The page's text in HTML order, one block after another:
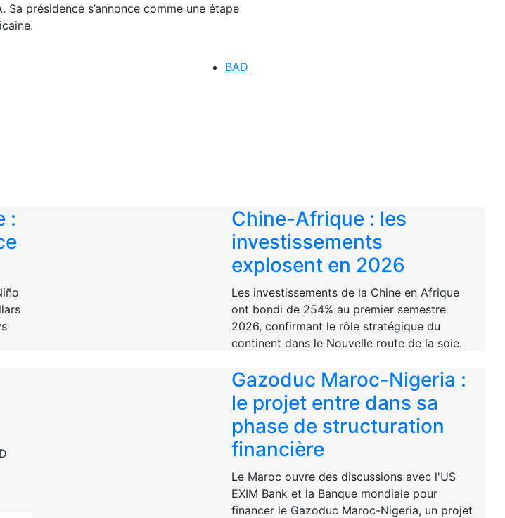
présidence s’annonce comme une étape
BAD
:
Chine-Afrique : les
investissements
explosent en 2026
Les investissements de la Chine en Afrique
ont bondi de 254% au premier semestre
2026, confirmant le rôle stratégique du
continent dans le Nouvelle route de la soie.
Gazoduc Maroc-Nigeria :
le projet entre dans sa
phase de structuration
financière
Le Maroc ouvre des discussions avec l'US
EXIM Bank et la Banque mondiale pour
financer le Gazoduc Maroc-Nigeria, un projet